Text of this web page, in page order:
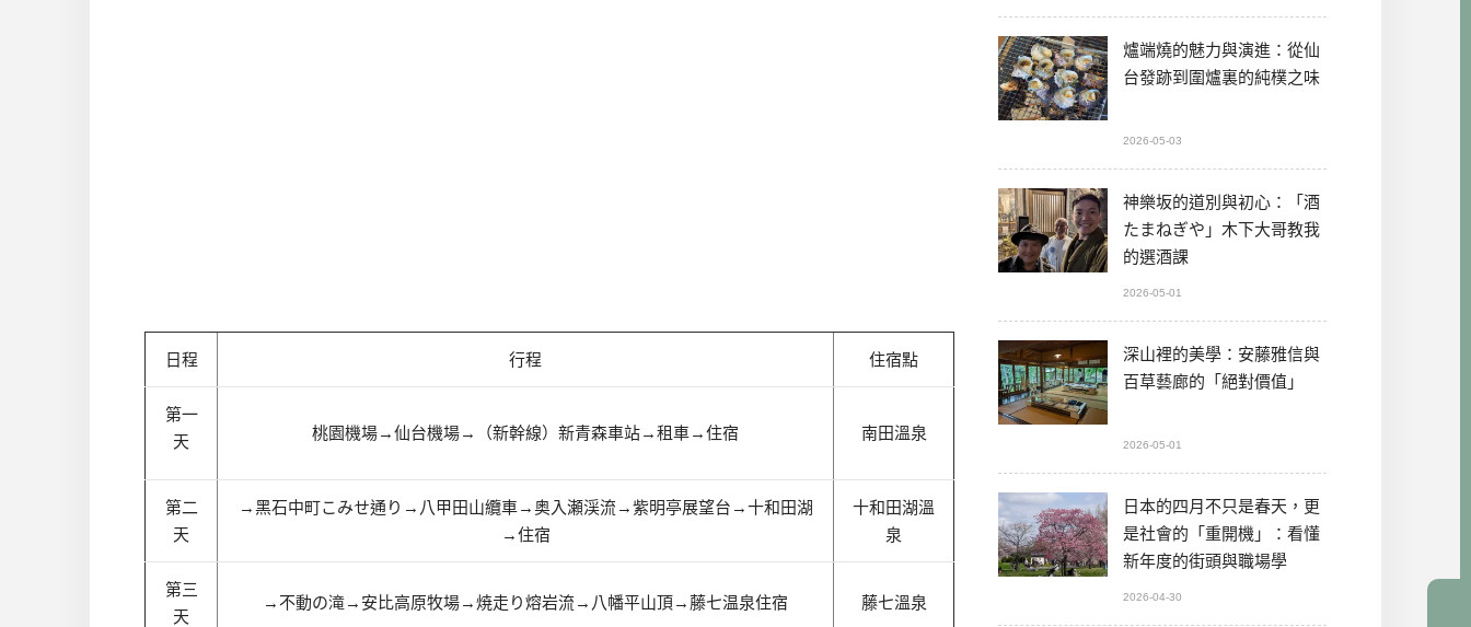
日程 行程 住宿點
第一
天
桃園機場→仙台機場→（新幹線）新青森車站→租車→住宿 南田溫泉
第二
天
→黑石中町こみせ通り →八甲田山纜車→奥入瀬渓流→紫明亭展望台 →十和田湖
→住宿
十和田湖溫
泉
第三
天
→不動の滝→安比高原牧場→焼走り熔岩流→ 八幡平山頂→藤七温泉住宿 藤七溫泉
爐端燒的魅力與演進：從仙
台發跡到圍爐裏的純樸之味
2026-05-03
神樂坂的道別與初心：「酒
たまねぎや」木下大哥教我
的選酒課
2026-05-01
深山裡的美學：安藤雅信與
百草藝廊的「絕對價值」
2026-05-01
日本的四月不只是春天，更
是社會的「重開機」：看懂
新年度的街頭與職場學
2026-04-30